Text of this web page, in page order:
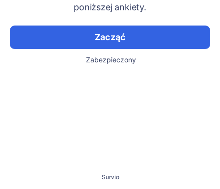
poniższej ankiety.
Zacząć
Zabezpieczony
Survio